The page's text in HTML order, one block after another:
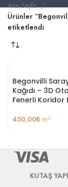
Ana Sayfa
Ürünler
etiketlendi
Begonvilli
Kağıdı – 3D
Fenerli Koridor
450,00₺ m²
KUTAŞ